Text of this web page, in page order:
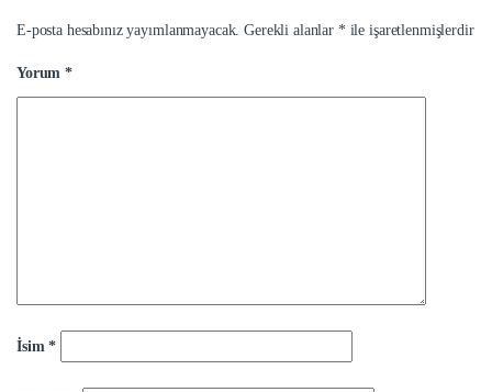
E-posta hesabınız yayımlanmayacak. Gerekli alanlar *ile işaretlenmişlerdir
Yorum*
İsim*